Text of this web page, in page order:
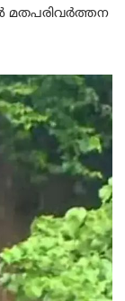
മതപരിവർത്തന